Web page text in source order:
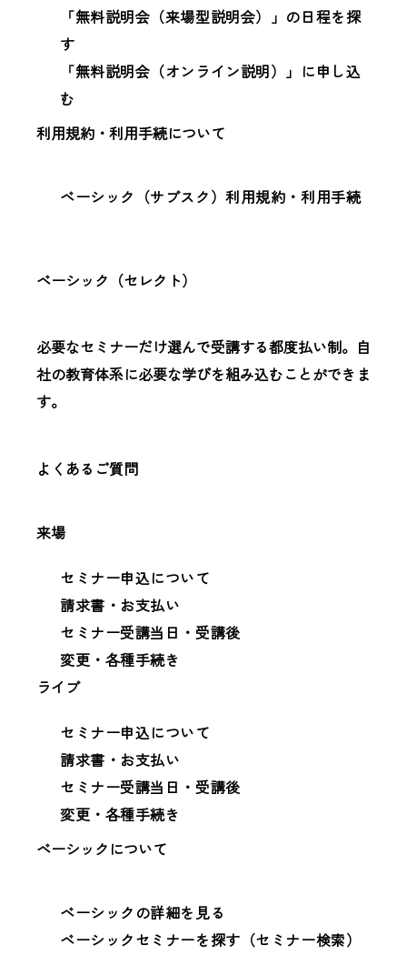
「無料説明会（来場型説明会）」の日程を探
す
「無料説明会（オンライン説明）」に申し込
む
利用規約・利用手続について
ベーシック（サブスク）利用規約・利用手続
ベーシック（セレクト）
必要なセミナーだけ選んで受講する都度払い制。自
社の教育体系に必要な学びを組み込むことができま
す。
よくあるご質問
来場
セミナー申込について
請求書・お支払い
セミナー受講当日・受講後
変更・各種手続き
ライブ
セミナー申込について
請求書・お支払い
セミナー受講当日・受講後
変更・各種手続き
ベーシックについて
ベーシックの詳細を見る
ベーシックセミナーを探す（セミナー検索）